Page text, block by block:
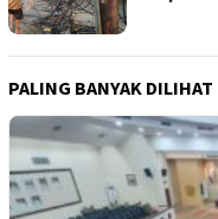
PALING BANYAK DILIHAT